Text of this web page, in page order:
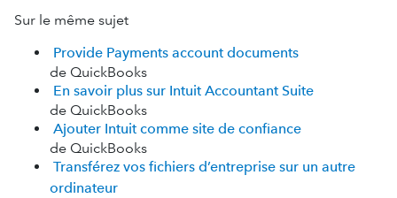
Sur le même sujet
Provide Payments account documents
de QuickBooks
En savoir plus sur Intuit Accountant Suite
de QuickBooks
Ajouter Intuit comme site de confiance
de QuickBooks
Transférez vos fichiers d’entreprise sur un autre
ordinateur